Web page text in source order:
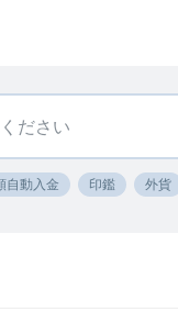
自動入金 印鑑 外貨